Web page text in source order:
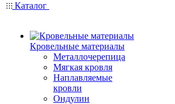
Каталог
Кровельные материалы
Металлочерепица
Мягкая кровля
Наплавляемые
кровли
Ондулин